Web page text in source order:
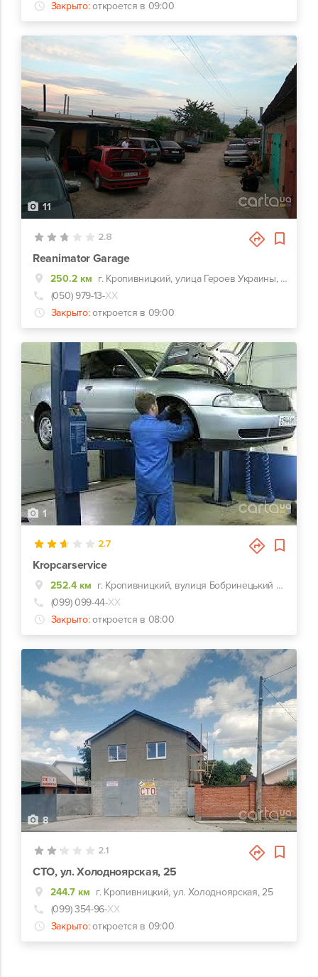
Закрыто: откроется в 09:00
11
2.8
Reanimator Garage
250.2 км
г. Кропивницкий, улица Героев Украины, 22ж
(050) 979-13-ХХ
Закрыто: откроется в 09:00
1
2.7
Kropcarservice
252.4 км
г. Кропивницкий, вулиця Бобринецький шлях, 68
(099) 099-44-ХХ
Закрыто: откроется в 08:00
8
2.1
СТО, ул. Холодноярская, 25
244.7 км г. Кропивницкий, ул. Холодноярская, 25
(099) 354-96-ХХ
Закрыто: откроется в 09:00